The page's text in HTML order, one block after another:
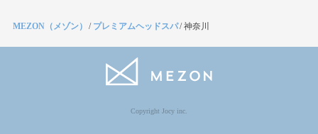
MEZON（メゾン） / プレミアムヘッドスパ/神奈川
Copyright Jocy inc.